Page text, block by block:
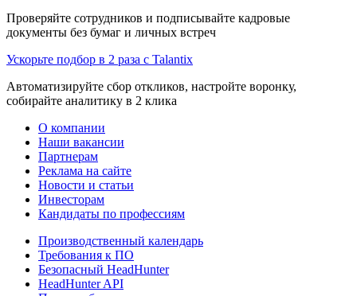
Проверяйте сотрудников и подписывайте кадровые
документы без бумаг и личных встреч
Ускорьте подбор в 2 раза с Talantix
Автоматизируйте сбор откликов, настройте воронку,
собирайте аналитику в 2 клика
О компании
Наши вакансии
Партнерам
Реклама на сайте
Новости и статьи
Инвесторам
Кандидаты по профессиям
Производственный календарь
Требования к ПО
Безопасный HeadHunter
HeadHunter API